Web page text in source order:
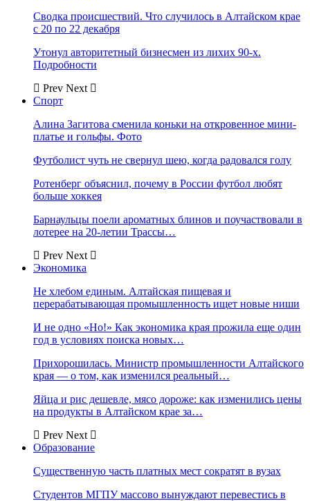
Сводка происшествий. Что случилось в Алтайском крае
с 20 по 22 декабря
Утонул авторитетный бизнесмен из лихих 90-х.
Подробности
Prev Next
Спорт
Алина Загитова сменила коньки на откровенное мини-
платье и гольфы. Фото
Футболист чуть не свернул шею, когда радовался голу
Ротенберг объяснил, почему в России футбол любят
больше хоккея
Барнаульцы поели ароматных блинов и поучаствовали в
лотерее на 20-летии Трассы…
Prev Next
Экономика
Не хлебом единым. Алтайская пищевая и
перерабатывающая промышленность ищет новые ниши
И не одно «Но!» Как экономика края прожила еще один
год в условиях поиска новых…
Прихорошилась. Министр промышленности Алтайского
края — о том, как изменился реальный…
Яйца и рис дешевле, мясо дороже: как изменились цены
на продукты в Алтайском крае за…
Prev Next
Образование
Существенную часть платных мест сократят в вузах
Студентов МГПУ массово вынуждают перевестись в